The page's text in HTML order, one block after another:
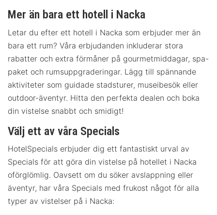
Mer än bara ett hotell i Nacka
Letar du efter ett hotell i Nacka som erbjuder mer än
bara ett rum? Våra erbjudanden inkluderar stora
rabatter och extra förmåner på gourmetmiddagar, spa-
paket och rumsuppgraderingar. Lägg till spännande
aktiviteter som guidade stadsturer, museibesök eller
outdoor-äventyr. Hitta den perfekta dealen och boka
din vistelse snabbt och smidigt!
Välj ett av våra Specials
HotelSpecials erbjuder dig ett fantastiskt urval av
Specials för att göra din vistelse på hotellet i Nacka
oförglömlig. Oavsett om du söker avslappning eller
äventyr, har våra Specials med frukost något för alla
typer av vistelser på i Nacka: